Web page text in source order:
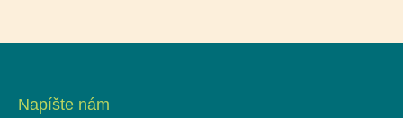
Napíšte nám